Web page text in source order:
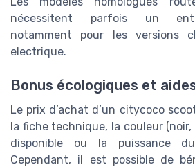
nécessitent parfois un
notamment pour les versions
electrique.
Bonus écologiques et
Le prix d’achat d’un citycoco
la fiche technique, la couleur
disponible ou la puissance
Cependant, il est possible de